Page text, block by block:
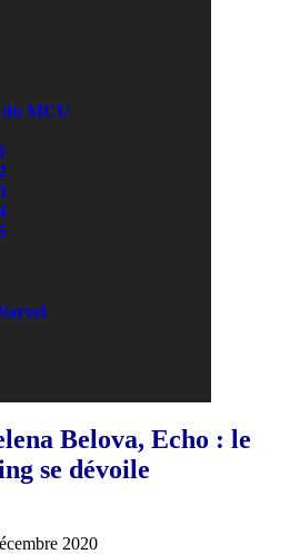
du MCU
Belova, Echo : le
se dévoile
2020